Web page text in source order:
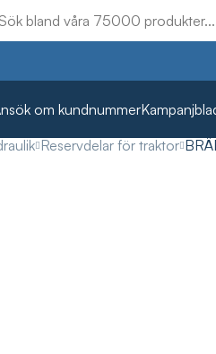
produkter
om kundnummer
Reservdelar för traktor